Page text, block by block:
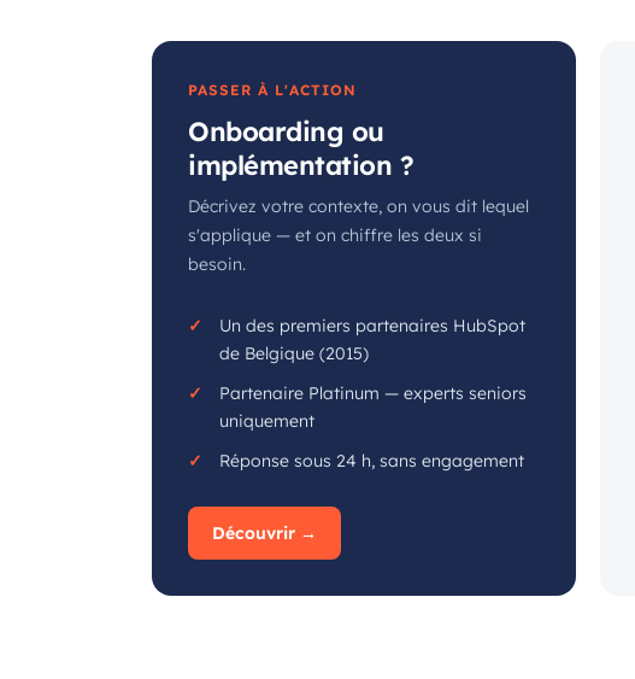
PASSER À L'ACTION
Onboarding ou
implémentation ?
Décrivez votre contexte, on vous dit lequel
s'applique — et on chiffre les deux si
besoin.
Un des premiers partenaires HubSpot
de Belgique (2015)
Partenaire Platinum — experts seniors
uniquement
Réponse sous 24 h, sans engagement
Découvrir →